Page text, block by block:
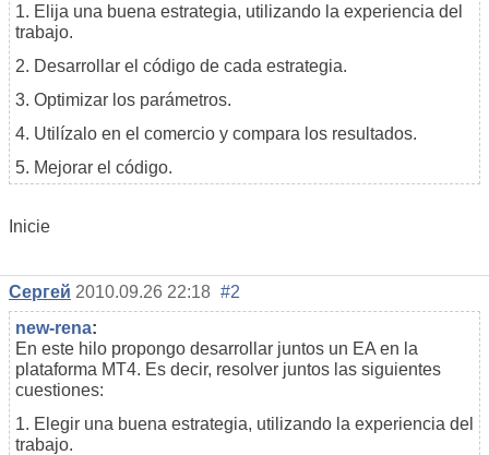
1. Elija una buena estrategia, utilizando la experiencia del
trabajo.
2. Desarrollar el código de cada estrategia.
3. Optimizar los parámetros.
4. Utilízalo en el comercio y compara los resultados.
5. Mejorar el código.
Inicie
Сергей 2010.09.26 22:18 #2
new-rena:
En este hilo propongo desarrollar juntos un EA en la
plataforma MT4. Es decir, resolver juntos las siguientes
cuestiones:
1. Elegir una buena estrategia, utilizando la experiencia del
trabajo.